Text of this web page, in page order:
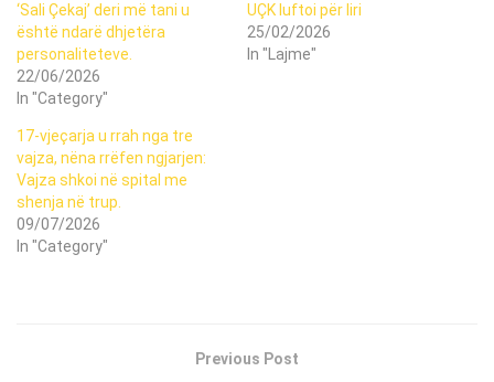
‘Sali Çekaj’ deri më tani u
është ndarë dhjetëra
personaliteteve.
22/06/2026
In "Category"
UÇK luftoi për liri
25/02/2026
In "Lajme"
17-vjeçarja u rrah nga tre
vajza, nëna rrëfen ngjarjen:
Vajza shkoi në spital me
shenja në trup.
09/07/2026
In "Category"
Previous Post